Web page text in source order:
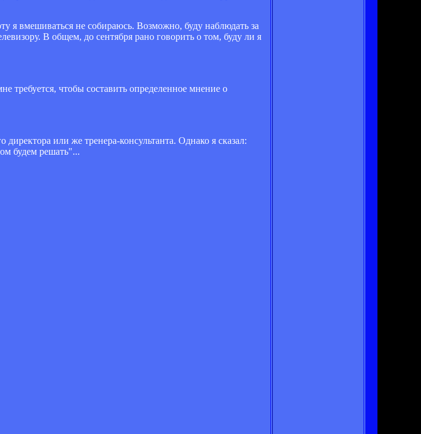
я вмешиваться не собираюсь. Возможно, буду наблюдать за
В общем, до сентября рано говорить о том, буду ли я
требуется, чтобы составить определенное мнение о
или же тренера-консультанта. Однако я сказал:
будем решать"...